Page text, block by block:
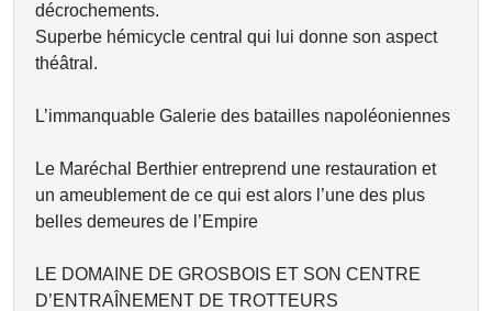
décrochements.
Superbe hémicycle central qui lui donne son aspect
théâtral.
L’immanquable Galerie des batailles napoléoniennes
Le Maréchal Berthier entreprend une restauration et
un ameublement de ce qui est alors l’une des plus
belles demeures de l’Empire
LE DOMAINE DE GROSBOIS ET SON CENTRE
D’ENTRAÎNEMENT DE TROTTEURS